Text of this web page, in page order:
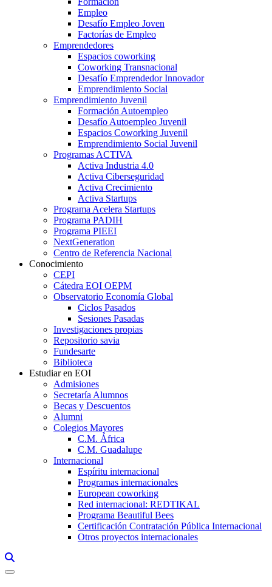
Empleo
Desafío Empleo Joven
Factorías de Empleo
Emprendedores
Espacios coworking
Coworking Transnacional
Desafío Emprendedor Innovador
Emprendimiento Social
Emprendimiento Juvenil
Formación Autoempleo
Desafío Autoempleo Juvenil
Espacios Coworking Juvenil
Emprendimiento Social Juvenil
Programas ACTIVA
Activa Industria 4.0
Activa Ciberseguridad
Activa Crecimiento
Activa Startups
Programa Acelera Startups
Programa PADIH
Programa PIEEI
NextGeneration
Centro de Referencia Nacional
Conocimiento
CEPI
Cátedra EOI OEPM
Observatorio Economía Global
Ciclos Pasados
Sesiones Pasadas
Investigaciones propias
Repositorio savia
Fundesarte
Biblioteca
Estudiar en EOI
Admisiones
Secretaría Alumnos
Becas y Descuentos
Alumni
Colegios Mayores
C.M. África
C.M. Guadalupe
Internacional
Espíritu internacional
Programas internacionales
European coworking
Red internacional: REDTIKAL
Programa Beautiful Bees
Certificación Contratación Pública Internacional
Otros proyectos internacionales